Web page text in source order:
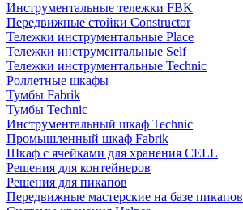
Инструментальные тележки FBK
Передвижные стойки Constructor
Тележки инструментальные Place
Тележки инструментальные Self
Тележки инструментальные Technic
Роллетные шкафы
Тумбы Fabrik
Тумбы Technic
Инструментальный шкаф Technic
Промышленный шкаф Fabrik
Шкаф с ячейками для хранения CELL
Решения для контейнеров
Решения для пикапов
Передвижные мастерские на базе пикапов